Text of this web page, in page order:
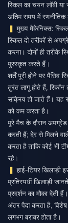
स्किल का चयन लॉबी
अंतिम समय में रणनीतिक
मुख्य मैकेनिक्स:
स्किल दो तरीकों से
करना। दोनों ही तरीके
पुरस्कृत करते हैं।
शर्तें पूरी होने पर पैसिव
तुरंत लागू होते हैं,
सक्रिय हो जाते हैं। यह
को कम करता है।
पूरे मैच के दौरान
करती हैं; देर से मिलने
करता है ताकि कोई भी
रहे।
हाई-टियर खिलाड़ी
प्रतिस्पर्धी खिलाड़ी
प्रदर्शन का मौका देती
अंतर पैदा करता है,
लगभग बराबर होता है।